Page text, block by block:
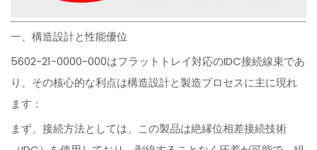
一、構造設計と性能優位
5602-21-0000-000はフラットトレイ対応のIDC接続線束であ
り、その核心的な利点は構造設計と製造プロセスに主に現れ
ます：
まず、接続方法としては、この製品は絶縁位相差接続技術